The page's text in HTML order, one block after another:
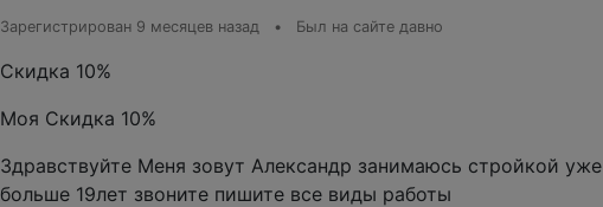
Зарегистрирован 9 месяцев назад • Был на сайте давно
Скидка 10%
Моя Скидка 10%
Здравствуйте Меня зовут Александр занимаюсь стройкой уже
больше 19лет звоните пишите все виды работы